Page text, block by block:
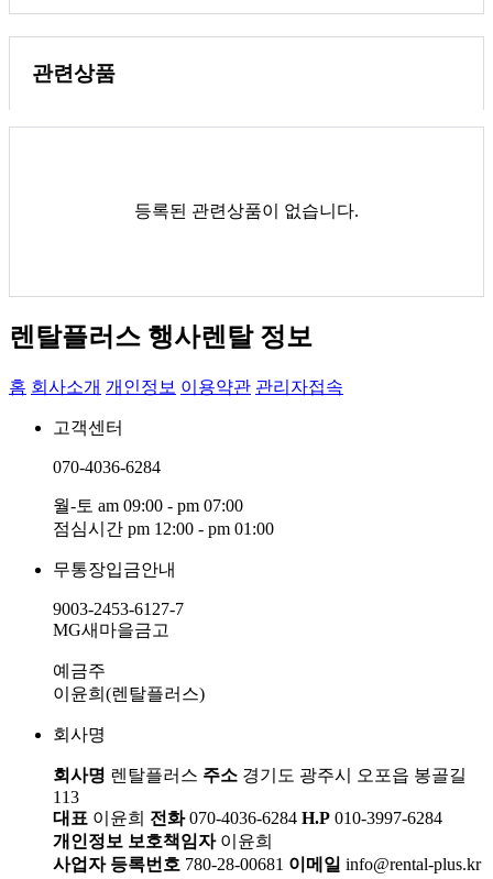
관련상품
등록된 관련상품이 없습니다.
렌탈플러스 행사렌탈 정보
홈 회사소개 개인정보 이용약관 관리자접속
고객센터
070-4036-6284
월-토 am 09:00 - pm 07:00
점심시간 pm 12:00 - pm 01:00
무통장입금안내
9003-2453-6127-7
MG새마을금고
예금주
이윤희(렌탈플러스)
회사명
회사명 렌탈플러스 주소 경기도 광주시 오포읍 봉골길
113
대표 이윤희 전화070-4036-6284 H.P 010-3997-6284
개인정보 보호책임자이윤희
사업자 등록번호 780-28-00681 이메일 info@rental-plus.kr